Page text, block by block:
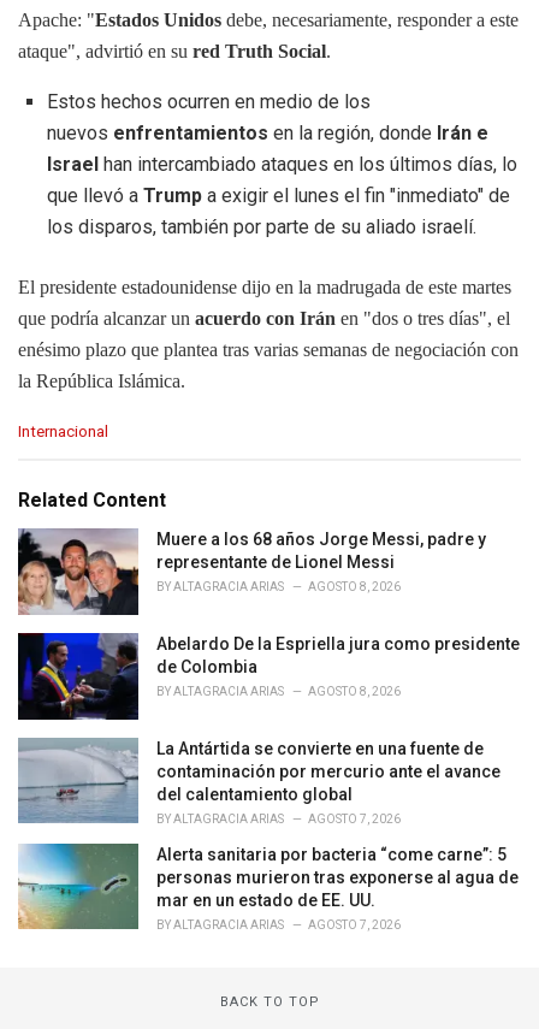
Apache: "Estados Unidos debe, necesariamente, responder a este
ataque", advirtió en su red Truth Social.
Estos hechos ocurren en medio de los
nuevos enfrentamientos en la región, donde Irán e
Israel han intercambiado ataques en los últimos días, lo
que llevó a Trump a exigir el lunes el fin "inmediato" de
los disparos, también por parte de su aliado israelí.
El presidente estadounidense dijo en la madrugada de este martes
que podría alcanzar un acuerdo con Irán en "dos o tres días", el
enésimo plazo que plantea tras varias semanas de negociación con
la República Islámica.
C
e
o
i
e
Internacional
Related Content
Muere a los 68 años Jorge Messi, padre y
representante de Lionel Messi
BYALTAGRACIA ARIAS AGOSTO 8, 2026
Abelardo De la Espriella jura como presidente
de Colombia
BYALTAGRACIA ARIAS AGOSTO 8, 2026
La Antártida se convierte en una fuente de
contaminación por mercurio ante el avance
del calentamiento global
BYALTAGRACIA ARIAS AGOSTO 7, 2026
Alerta sanitaria por bacteria “come carne”: 5
personas murieron tras exponerse al agua de
mar en un estado de EE. UU.
BYALTAGRACIA ARIAS AGOSTO 7, 2026
BACK TO TOP